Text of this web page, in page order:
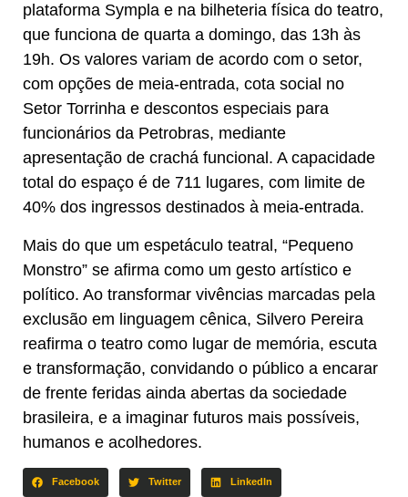
plataforma Sympla e na bilheteria física do teatro,
que funciona de quarta a domingo, das 13h às
19h. Os valores variam de acordo com o setor,
com opções de meia-entrada, cota social no
Setor Torrinha e descontos especiais para
funcionários da Petrobras, mediante
apresentação de crachá funcional. A capacidade
total do espaço é de 711 lugares, com limite de
40% dos ingressos destinados à meia-entrada.
Mais do que um espetáculo teatral, “Pequeno
Monstro” se afirma como um gesto artístico e
político. Ao transformar vivências marcadas pela
exclusão em linguagem cênica, Silvero Pereira
reafirma o teatro como lugar de memória, escuta
e transformação, convidando o público a encarar
de frente feridas ainda abertas da sociedade
brasileira, e a imaginar futuros mais possíveis,
humanos e acolhedores.
Facebook Twitter LinkedIn